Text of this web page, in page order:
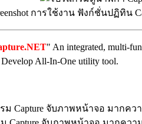
การใช้งาน ฟังก์ชั่นปฏิทิน
" An integrated, multi-
All-In-One utility tool.